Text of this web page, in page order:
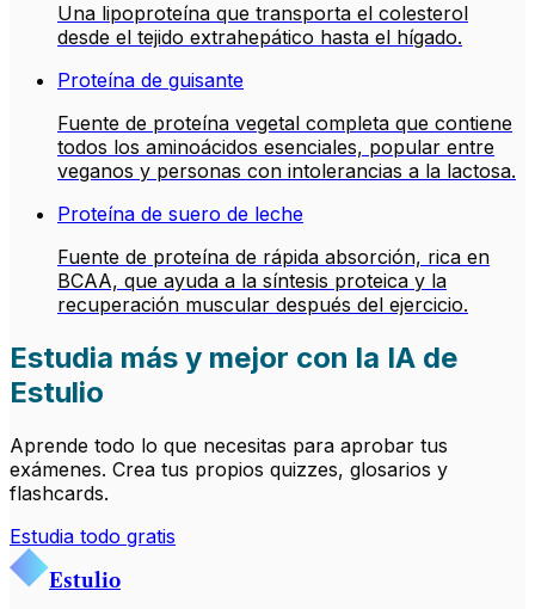
Una lipoproteína que transporta el colesterol
desde el tejido extrahepático hasta el hígado.
Proteína de guisante
Fuente de proteína vegetal completa que contiene
todos los aminoácidos esenciales, popular entre
veganos y personas con intolerancias a la lactosa.
Proteína de suero de leche
Fuente de proteína de rápida absorción, rica en
BCAA, que ayuda a la síntesis proteica y la
recuperación muscular después del ejercicio.
Estudia más y mejor con la IA de
Estulio
Aprende todo lo que necesitas para aprobar tus
exámenes. Crea tus propios quizzes, glosarios y
flashcards.
Estudia todo gratis
Estulio